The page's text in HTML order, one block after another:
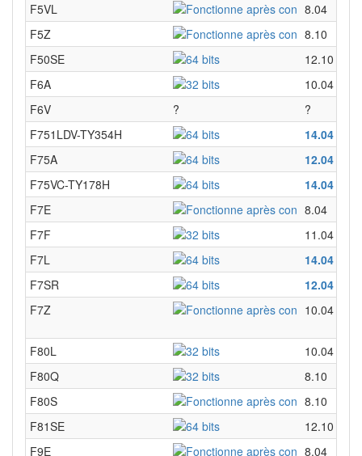
F5VL
8.04
F5Z
8.10
F50SE
12.10
F6A
10.04
F6V
? ?
F751LDV-TY354H
14.04
F75A
12.04
F75VC-TY178H
14.04
F7E
8.04
F7F
11.04
F7L
14.04
F7SR
12.04
F7Z
10.04
F80L
10.04
F80Q
8.10
F80S
8.10
F81SE
12.10
F9E
8.04